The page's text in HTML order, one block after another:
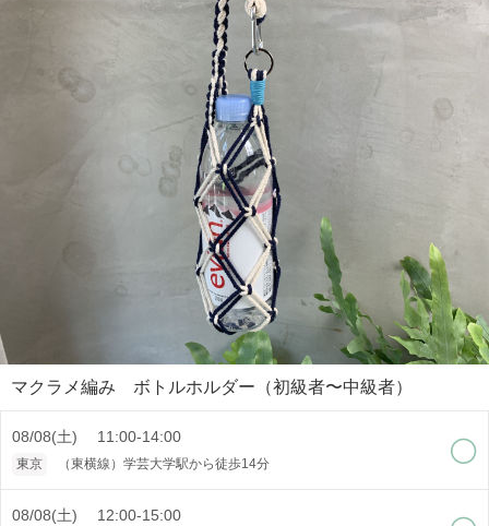
マクラメ編み ボトルホルダー（初級者〜中級者）
08/08(土) 11:00-14:00
東京 （東横線）学芸大学駅から徒歩14分
08/08(土) 12:00-15:00